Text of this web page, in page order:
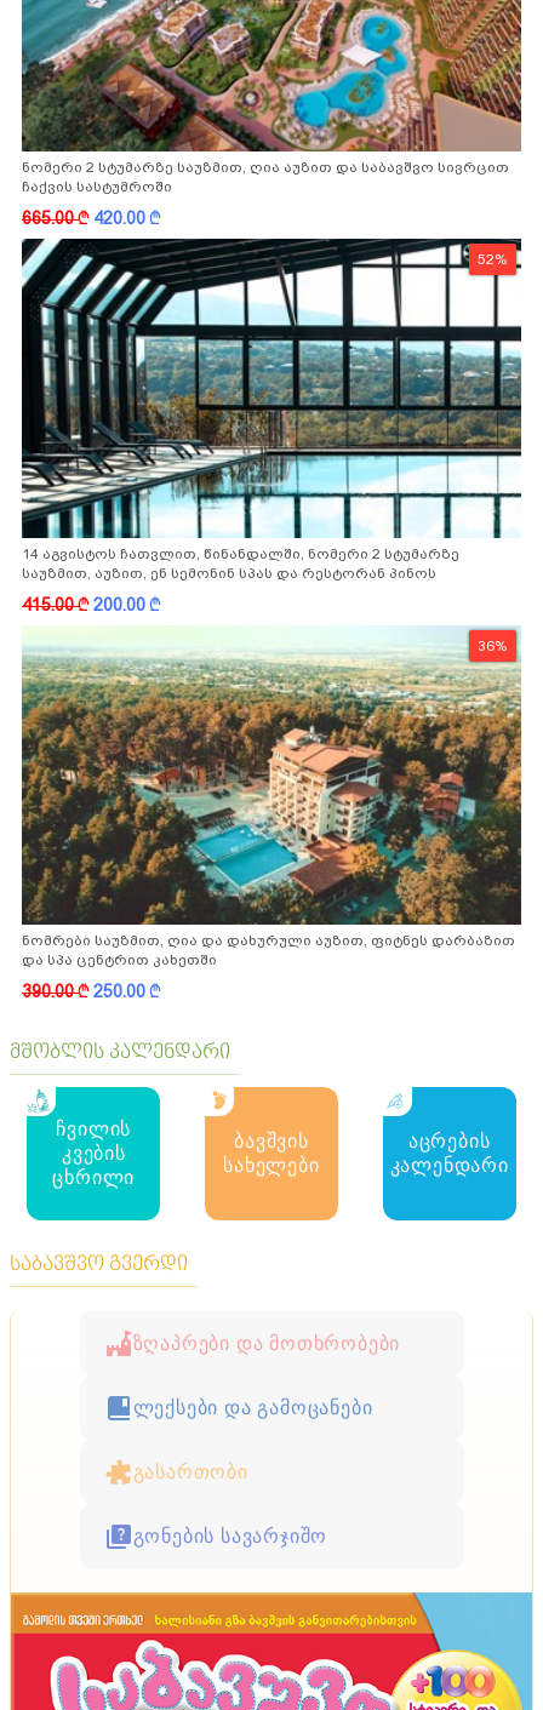
ნომერი 2 სტუმარზე საუზმით, ღია აუზით და საბავშვო სივრცით
ჩაქვის სასტუმროში
665.00k 420.00k
52%
14 აგვისტოს ჩათვლით, წინანდალში, ნომერი 2 სტუმარზე
საუზმით, აუზით, ენ სემონინ სპას და რესტორან პინოს
ფასდაკლებით
415.00k200.00k
36%
ნომრები საუზმით, ღია და დახურული აუზით, ფიტნეს დარბაზით
და სპა ცენტრით კახეთში
390.00k250.00k
მშობლის კალენდარი
ჩვილის
კვების
ცხრილი
ბავშვის
სახელები
აცრების
კალენდარი
საბავშვო გვერდი
ზღაპრები და მოთხრობები
ლექსები და გამოცანები
გასართობი
გონების სავარჯიშო